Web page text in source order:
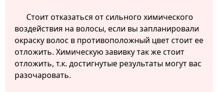
Стоит отказаться от сильного химического
воздействия на волосы, если вы запланировали
окраску волос в противоположный цвет стоит ее
отложить. Химическую завивку так же стоит
отложить, т.к. достигнутые результаты могут вас
разочаровать.